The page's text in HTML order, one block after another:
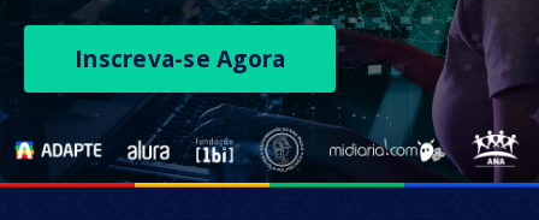
Inscreva-se Agora